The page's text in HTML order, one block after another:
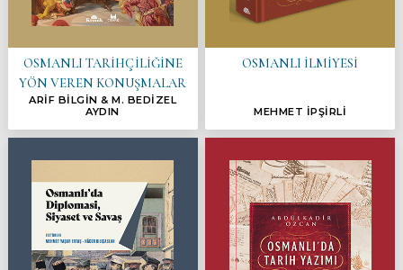
OSMANLI TARİHÇİLİĞİNE
YÖN VEREN KONUŞMALAR
ARİF BİLGİN & M. BEDİZEL
AYDIN
OSMANLI İLMİYESİ
MEHMET İPŞİRLİ